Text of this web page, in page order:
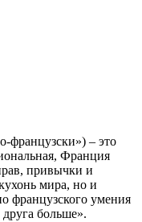
французски») – это
Франция
привычки и
мира, но и
французского умения
больше».